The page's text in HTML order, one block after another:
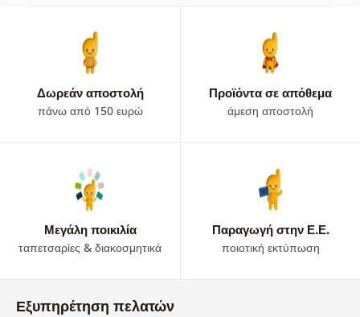
Δωρεάν αποστολή
πάνω από 150 ευρώ
Προϊόντα σε απόθεμα
άμεση αποστολή
Μεγάλη ποικιλία
ταπετσαρίες & διακοσμητικά
Παραγωγή στην Ε.Ε.
ποιοτική εκτύπωση
Εξυπηρέτηση πελατών